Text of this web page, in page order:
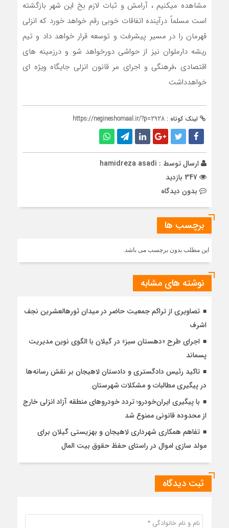
مشاهده میکنیم ، آرامش و ثبات لازم بخ این شهر بازگشته
است مسلماً درآینده اتفاقات خوبی رقم خواهد خورد که انزلی
قهرمان را در مسیر پیشرفت و توسعه قرار خواهد داد و تیم
ریشه دارملوان نیز از حواشی دورخواهد شو و درزمینه های
اقتصادی ،فرهنگی و اجرای مر قانون انزلی جایگاه ویژه ای
خواهدداشت
لینک کوتاه : https://negineshomaal.ir/?p=2928
ارسال توسط : hamidreza asadi
بدون دیدگاه
برچسب ها
این مطلب بدون برچسب می باشد.
نوشته های مشابه
تصاویری از تراکم جمعیت حاضر در میدان ثورهالعشرین نجف
اشرف
اجرای طرح «دهستان سبز» در گیلان با الگوی نوین مدیریت
پسماند
تاکید رئیس دادگستری و دادستان لاهیجان بر نقش رسانه‌ها
در پیگیری مطالبات و مشکلات شهرستان
با پیگیری ایران‌خودرو؛ تردد خودروهای منطقه آزاد انزلی خارج
از محدوده قانونی ممنوع شد
تفاهم همکاری شهرداری لاهیجان و بهزیستی گیلان برای
مولد سازی اموال در راستای حفظ حقوق بیت المال
ثبت دیدگاه